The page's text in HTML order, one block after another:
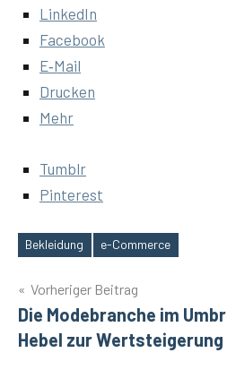
Lin­ke­dIn
Face­book
E‑Mail
Dru­cken
Mehr
Tumb­lr
Pin­te­rest
Schlagwörter
Bekleidung e-Commerce
Beitragsnavigation
Vorheriger Beitrag
Die Modebranche im
Hebel zur Wertsteigerung